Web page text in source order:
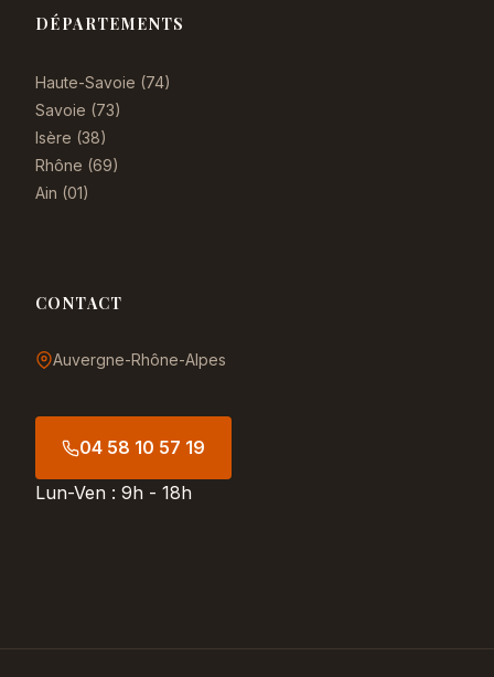
DÉPARTEMENTS
Haute-Savoie (74)
Savoie (73)
Isère (38)
Rhône (69)
Ain (01)
CONTACT
Auvergne-Rhône-Alpes
04 58 10 57 19
Lun-Ven : 9h - 18h